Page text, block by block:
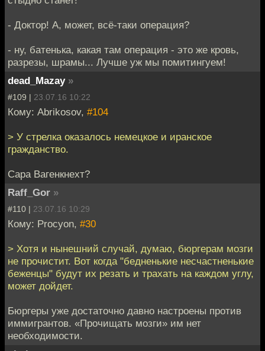
- Доктор! А, может, всё-таки операция?
- ну, батенька, какая там операция - это же кровь,
разрезы, шрамы... Лучше уж мы помитингуем!
dead_Mazay »
#109 | 23.07.16 10:22
Кому: Abrikosov, #104
> У стрелка оказалось немецкое и иранское
гражданство.
Сара Вагенкнехт?
Raff_Gor »
#110 | 23.07.16 10:29
Кому: Procyon, #30
> Хотя и нынешний случай, думаю, бюргерам мозги
не прочистит. Вот когда "бедненькие несчастненькие
беженцы" будут их резать и трахать на каждом углу,
может дойдет.
Бюргеры уже достаточно давно настроены против
иммигрантов. «Прочищать мозги» им нет
необходимости.